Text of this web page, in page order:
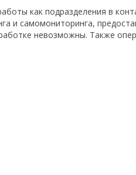
как подразделения в
и самомониторинга,
невозможны. Также